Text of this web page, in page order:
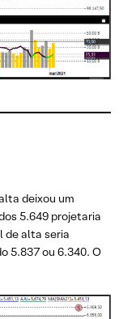
deixou um
5.649 projetaria
de alta seria
5.837 ou 6.340. O